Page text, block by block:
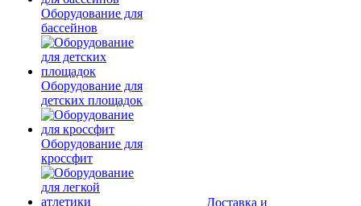
Оборудование для
бассейнов
Оборудование для
детских площадок
Оборудование для
кроссфит
Доставка и